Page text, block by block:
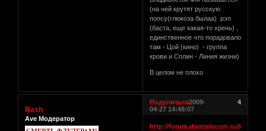
(на ней крутят русскую
попсу(глюкоза былаа) рэп
(баста, еще какая-то хрень) ,
единственное что порадовало
там - Цой (кино) - группа
крови и Сплин - Линия жизни)
В целом не плохо
Поделиться 4
2009-
04-27 14:48:07
Rash
Ave Модератор
http://forum.darstelecom.ru/